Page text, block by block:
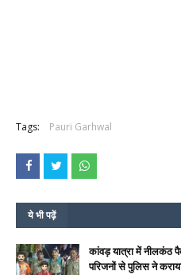
Tags: Pauri Garhwal
ये भी पढ़ें
कांवड़ यात्रा में नीलकंठ
परिजनों से पुलिस ने